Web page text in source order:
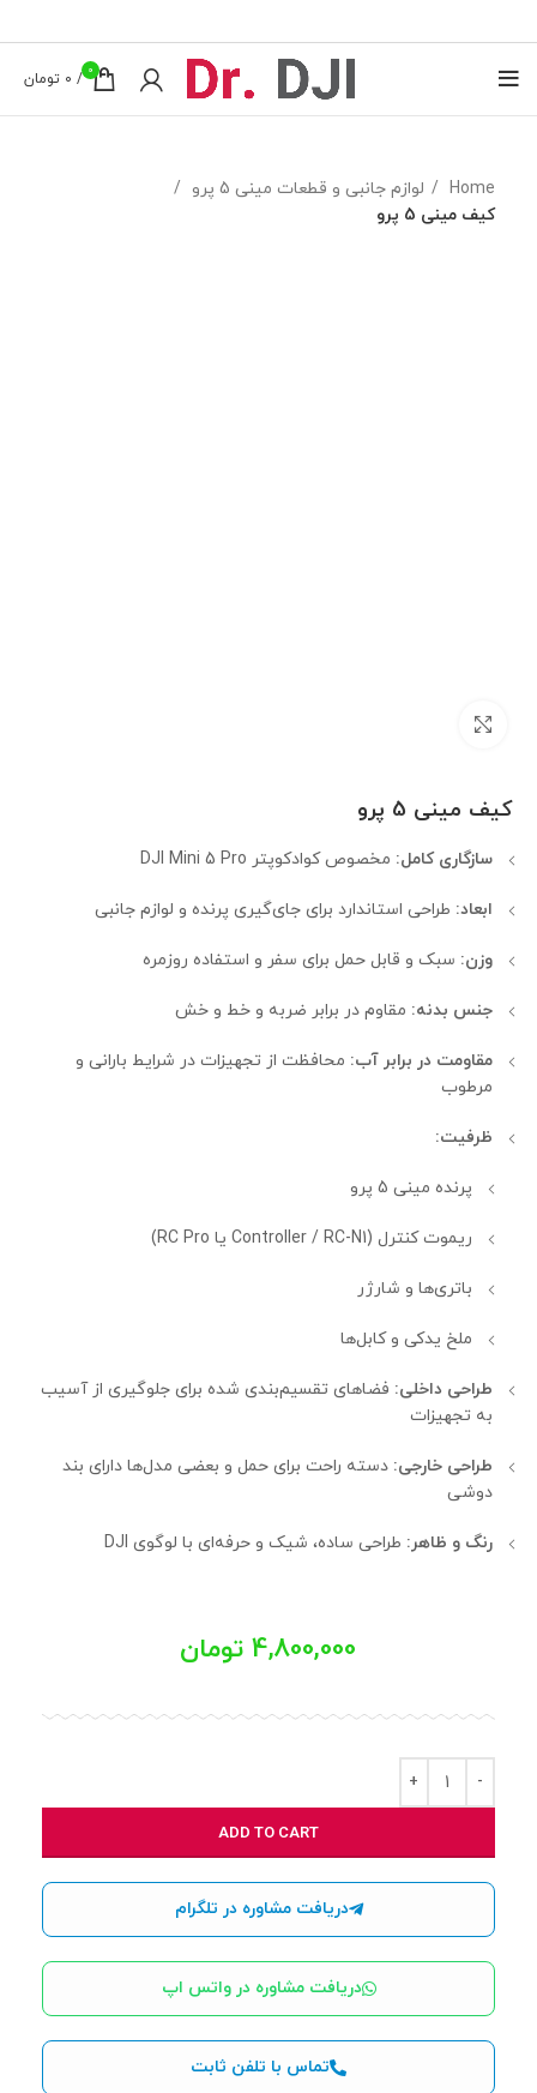
0
/
0 تومان
Home
لوازم جانبی و قطعات مینی 5 پرو
کیف مینی 5 پرو
کیف مینی 5 پرو
سازگاری کامل: مخصوص کوادکوپتر DJI Mini 5 Pro
ابعاد: طراحی استاندارد برای جای‌گیری پرنده و لوازم جانبی
وزن: سبک و قابل حمل برای سفر و استفاده روزمره
جنس بدنه: مقاوم در برابر ضربه و خط و خش
مقاومت در برابر آب: محافظت از تجهیزات در شرایط بارانی و
مرطوب
ظرفیت:
پرنده مینی 5 پرو
ریموت کنترل (Controller / RC-N1 یا RC Pro)
باتری‌ها و شارژر
ملخ یدکی و کابل‌ها
طراحی داخلی: فضاهای تقسیم‌بندی شده برای جلوگیری از آسیب
به تجهیزات
طراحی خارجی: دسته راحت برای حمل و بعضی مدل‌ها دارای بند
دوشی
رنگ و ظاهر: طراحی ساده، شیک و حرفه‌ای با لوگوی DJI
4,800,000 تومان
ADD TO CART
دریافت مشاوره در تلگرام
دریافت مشاوره در واتس اپ
تماس با تلفن ثابت